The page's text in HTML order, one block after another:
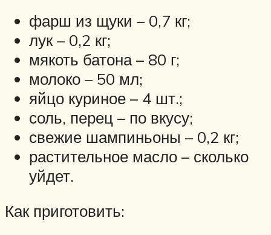
фарш из щуки – 0,7 кг;
лук – 0,2 кг;
мякоть батона – 80 г;
молоко – 50 мл;
яйцо куриное – 4 шт.;
соль, перец – по вкусу;
свежие шампиньоны – 0,2 кг;
растительное масло – сколько
уйдет.
Как приготовить: